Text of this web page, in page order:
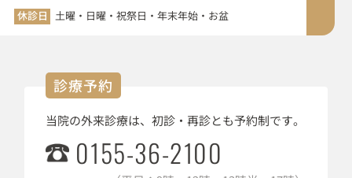
休診日 土曜・日曜・祝祭日・年末年始・お盆
診療予約
当院の外来診療は、初診・再診とも予約制です。
0155-36-2100